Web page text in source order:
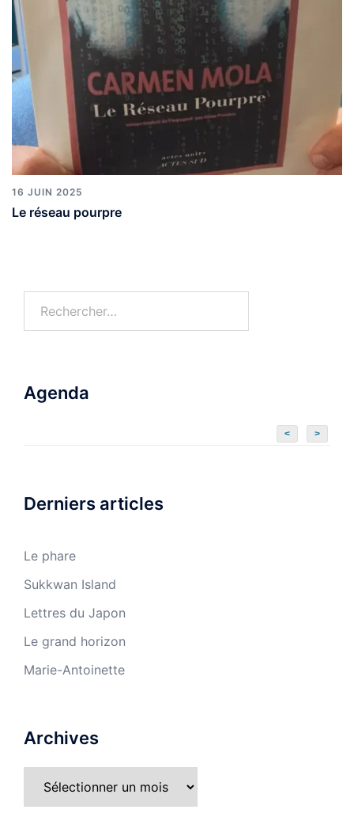
16 JUIN 2025
Le réseau pourpre
Agenda
< >
Derniers articles
Le phare
Sukkwan Island
Lettres du Japon
Le grand horizon
Marie-Antoinette
Archives